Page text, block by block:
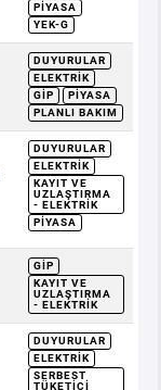
PIYASA
YEK-G
DUYURULAR
ELEKTRIK
GİP
PIYASA
PLANLI BAKIM
DUYURULAR
ELEKTRIK
KAYIT VE
UZLAŞTIRMA
- ELEKTRIK
PIYASA
GİP
KAYIT VE
UZLAŞTIRMA
- ELEKTRIK
DUYURULAR
ELEKTRIK
SERBEST
TÜKETICI